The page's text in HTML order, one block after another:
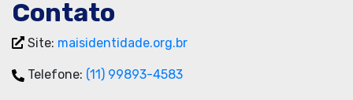
Contato
Site: maisidentidade.org.br
Telefone: (11) 99893-4583